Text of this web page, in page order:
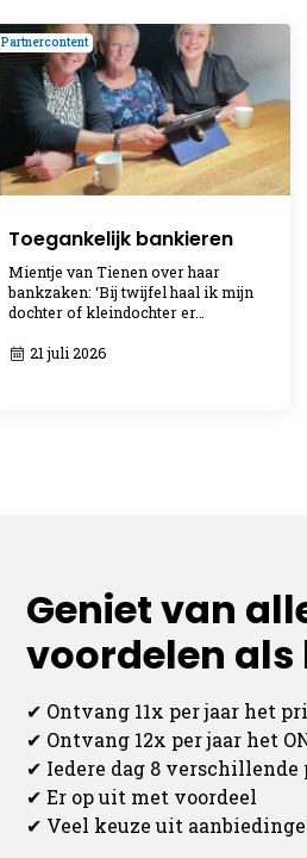
Toegankelijk bankieren
Mientje van Tienen over haar
bankzaken: ‘Bij twijfel haal ik mijn
dochter of kleindochter er…
21 juli 2026
Partnercontent
Geniet van
voordelen als
✔ Ontvang 11x per jaar het
✔ Ontvang 12x per jaar het
✔ Iedere dag 8 verschillende
✔ Er op uit met voordeel
✔ Veel keuze uit